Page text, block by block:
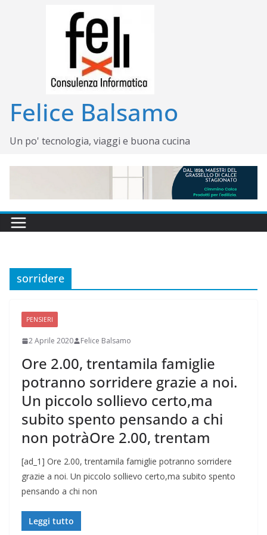
Felice Balsamo
Un po' tecnologia, viaggi e buona cucina
sorridere
PENSIERI
2 Aprile 2020 Felice Balsamo
Ore 2.00, trentamila famiglie
potranno sorridere grazie a noi.
Un piccolo sollievo certo,ma
subito spento pensando a chi
non potràOre 2.00, trentam
[ad_1] Ore 2.00, trentamila famiglie potranno sorridere
grazie a noi. Un piccolo sollievo certo,ma subito spento
pensando a chi non
Leggi tutto